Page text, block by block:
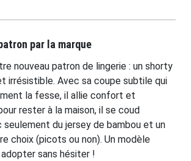
par la marque
nouveau patron de lingerie : un shorty
irrésistible. Avec sa coupe subtile qui
la fesse, il allie confort et
rester à la maison, il se coud
seulement du jersey de bambou et un
choix (picots ou non). Un modèle
sans hésiter !